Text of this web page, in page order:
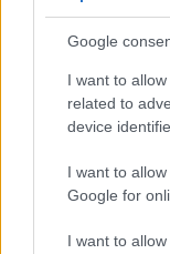
Google
I want to
related to
device
I want to
Google for
I want to
Címlapfotó: